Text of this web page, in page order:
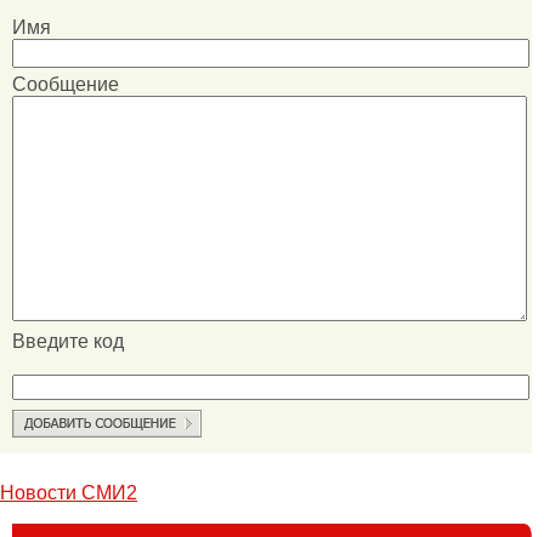
Имя
Сообщение
Введите код
Новости СМИ2